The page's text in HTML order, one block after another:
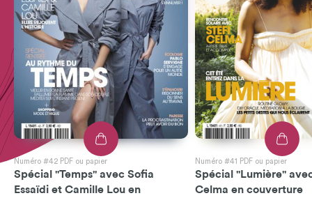
Numéro #42 PDF ou papier
Spécial "Temps" avec Sofia
Essaïdi et Camille Lou en
Numéro #41 PDF ou papier
Spécial "Lumière"
Celma en couverture